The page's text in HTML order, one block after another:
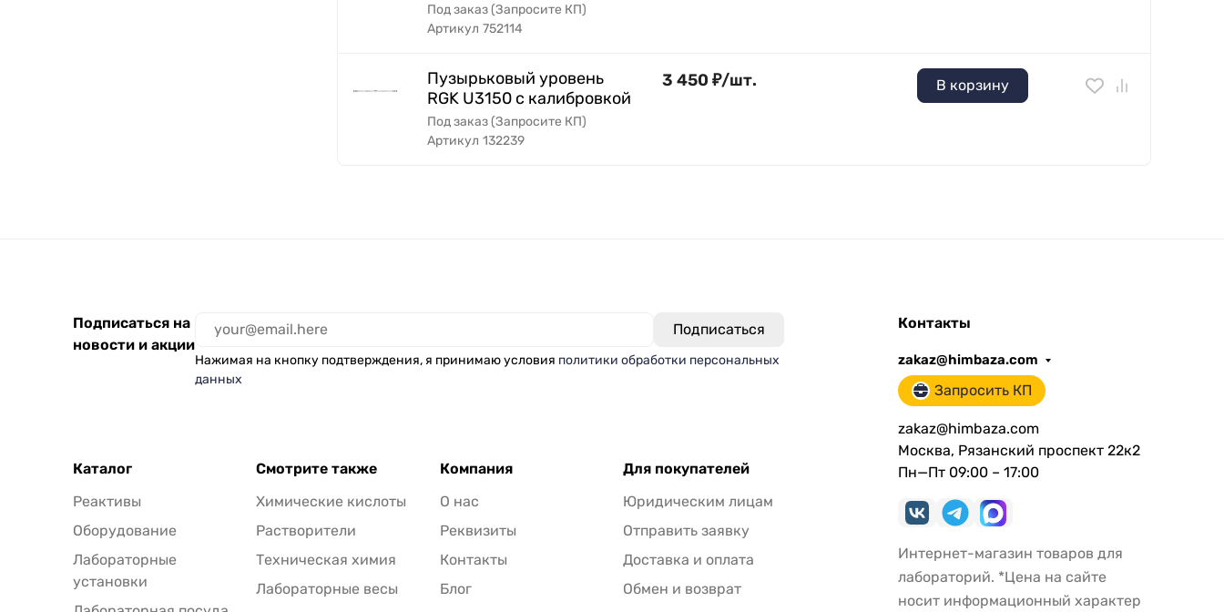
Под заказ (Запросите КП)
Артикул 752114
Пузырьковый уровень
RGK U3150 с калибровкой
Под заказ (Запросите КП)
Артикул 132239
3 450 ₽/шт. В корзину
Подписаться на
новости и акции
Нажимая на кнопку подтверждения, я принимаю условия политики обработки персональных
данных
Каталог
Реактивы
Оборудование
Лабораторные
установки
Смотрите также
Химические кислоты
Растворители
Техническая химия
Лабораторные весы
Компания
О нас
Реквизиты
Контакты
Блог
Для покупателей
Юридическим лицам
Отправить заявку
Доставка и оплата
Обмен и возврат
Контакты
zakaz@himbaza.com
Запросить КП
zakaz@himbaza.com
Москва, Рязанский проспект 22к2
Пн—Пт 09:00 – 17:00
Интернет-магазин товаров для
лабораторий. *Цена на сайте
носит информационный характер